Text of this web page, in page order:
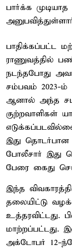
பார்க்க
பாதிக்கப்பட்ட
ராணுவத்தில்
நடந்தபோது
சம்பவம் 2023-
ஆனால் அந்த
குற்றவாளிகள்
இது தொடர்பான
போலீசார் இது
பேரை கைது
இந்த
தலையிட்டு
உத்தரவிட்டது.
மாற்றப்பட்டது.
அக்டோபர் 12-